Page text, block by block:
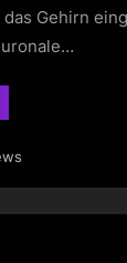
das Gehirn